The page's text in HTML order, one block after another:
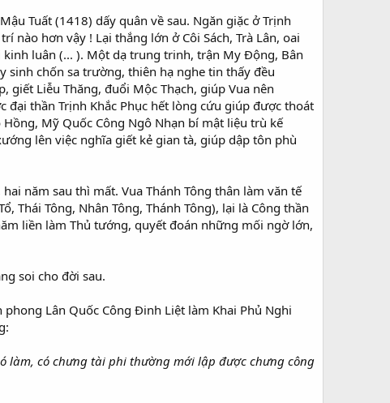
Tuất (1418) dấy quân về sau. Ngăn giặc ở Trịnh
nào hơn vậy ! Lại thắng lớn ở Côi Sách, Trà Lân, oai
luân (... ). Một dạ trung trinh, trận My Động, Bân
sinh chốn sa trường, thiên hạ nghe tin thấy đều
giết Liễu Thăng, đuổi Mộc Thạch, giúp Vua nên
đại thần Trịnh Khắc Phục hết lòng cứu giúp được thoát
Mỹ Quốc Công Ngô Nhạn bí mật liệu trù kế
lên việc nghĩa giết kẻ gian tà, giúp dập tôn phù
năm sau thì mất. Vua Thánh Tông thân làm văn tế
Thái Tông, Nhân Tông, Thánh Tông), lại là Công thần
liền làm Thủ tướng, quyết đoán những mối ngờ lớn,
soi cho đời sau.
Lân Quốc Công Đinh Liệt làm Khai Phủ Nghi
làm, có chưng tài phi thường mới lập được chưng công